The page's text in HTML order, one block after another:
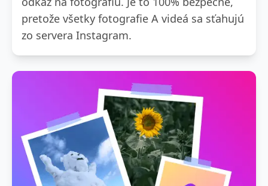
pretože všetky fotografie A videá sa sťahujú
zo servera Instagram.